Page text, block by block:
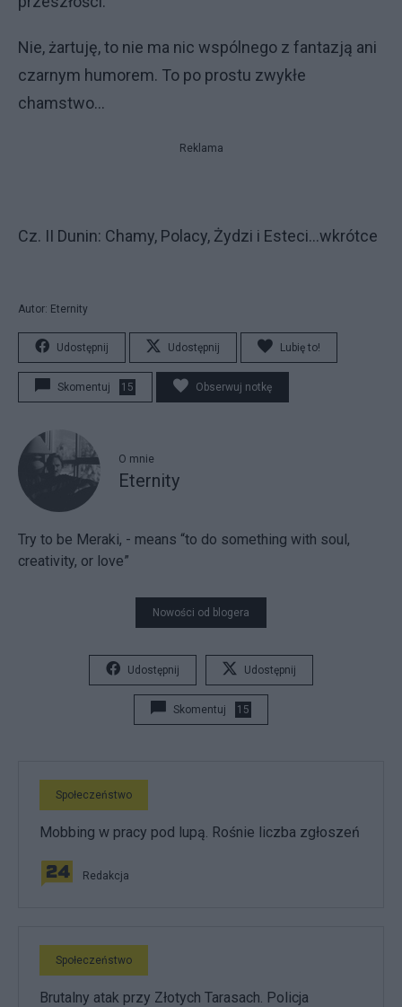
Nie, żartuję, to nie ma nic wspólnego z fantazją ani
czarnym humorem. To po prostu zwykłe
chamstwo...
Reklama
Cz. II Dunin: Chamy, Polacy, Żydzi i Esteci...wkrótce
Autor: Eternity
Udostępnij Udostępnij Lubię to!
Skomentuj 15 Obserwuj notkę
O mnie
Eternity
Try to be Meraki, - means “to do something with soul,
creativity, or love”
Nowości od blogera
Udostępnij Udostępnij
Skomentuj 15
Społeczeństwo
Mobbing w pracy pod lupą. Rośnie liczba zgłoszeń
Redakcja
Społeczeństwo
Brutalny atak przy Złotych Tarasach. Policja